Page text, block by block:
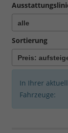
Sortierung
In Ihrer
Fahrzeuge: